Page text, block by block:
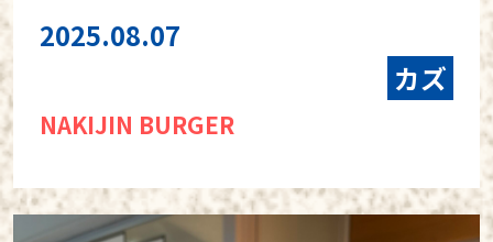
2025.08.07
カズ
NAKIJIN BURGER